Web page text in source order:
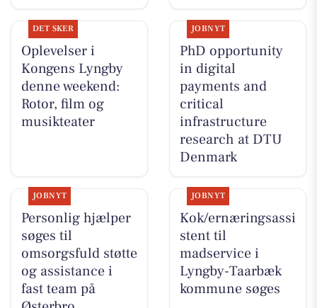
DET SKER
Oplevelser i
Kongens Lyngby
denne weekend:
Rotor, film og
musikteater
JOBNYT
PhD opportunity
in digital
payments and
critical
infrastructure
research at DTU
Denmark
JOBNYT
Personlig hjælper
søges til
omsorgsfuld støtte
og assistance i
fast team på
JOBNYT
Kok/ernæringsassi
stent til
madservice i
Lyngby-Taarbæk
kommune søges